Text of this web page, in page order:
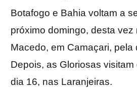
Botafogo e Bahia voltam a
próximo domingo, desta vez
Macedo, em Camaçari, pela
Depois, as Gloriosas visitam
dia 16, nas Laranjeiras.